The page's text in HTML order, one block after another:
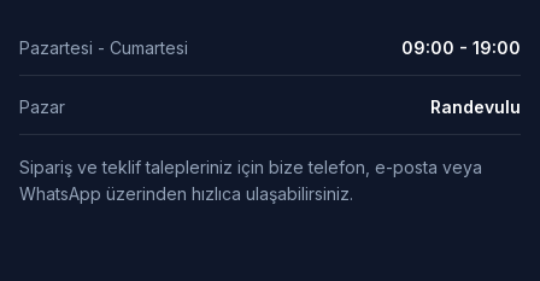
Pazartesi - Cumartesi 09:00 - 19:00
Pazar Randevulu
Sipariş ve teklif talepleriniz için bize telefon, e-posta veya
WhatsApp üzerinden hızlıca ulaşabilirsiniz.